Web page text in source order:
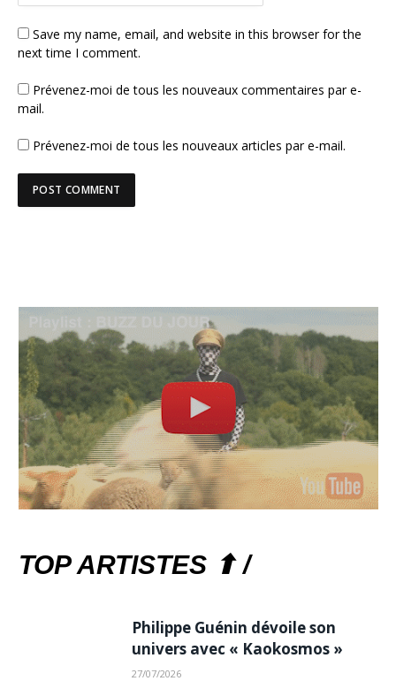
Save my name, email, and website in this browser for the
next time I comment.
Prévenez-moi de tous les nouveaux commentaires par e-
mail.
Prévenez-moi de tous les nouveaux articles par e-mail.
TOP ARTISTES ⬆ /
Philippe Guénin dévoile son
univers avec « Kaokosmos »
27/07/2026